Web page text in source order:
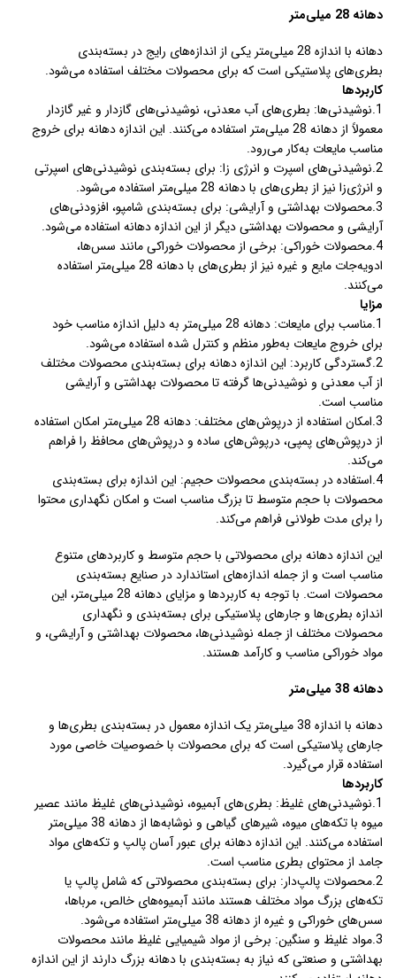
دهانه 28 میلی‌متر
دهانه با اندازه 28 میلی‌متر یکی از اندازه‌های رایج در بسته‌بندی
بطری‌های پلاستیکی است که برای محصولات مختلف استفاده می‌شود.
کاربردها
1.نوشیدنی‌ها: بطری‌های آب معدنی، نوشیدنی‌های گازدار و غیر گازدار
معمولاً از دهانه 28 میلی‌متر استفاده می‌کنند. این اندازه دهانه برای خروج
مناسب مایعات به‌کار می‌رود.
2.نوشیدنی‌های اسپرت و انرژی زا: برای بسته‌بندی نوشیدنی‌های اسپرتی
و انرژی‌زا نیز از بطری‌های با دهانه 28 میلی‌متر استفاده می‌شود.
3.محصولات بهداشتی و آرایشی: برای بسته‌بندی شامپو، افزودنی‌های
آرایشی و محصولات بهداشتی دیگر از این اندازه دهانه استفاده می‌شود.
4.محصولات خوراکی: برخی از محصولات خوراکی مانند سس‌ها،
ادویه‌جات مایع و غیره نیز از بطری‌های با دهانه 28 میلی‌متر استفاده
می‌کنند.
مزایا
1.مناسب برای مایعات: دهانه 28 میلی‌متر به دلیل اندازه مناسب خود
برای خروج مایعات به‌طور منظم و کنترل شده استفاده می‌شود.
2.گستردگی کاربرد: این اندازه دهانه برای بسته‌بندی محصولات مختلف
از آب معدنی و نوشیدنی‌ها گرفته تا محصولات بهداشتی و آرایشی
مناسب است.
3.امکان استفاده از درپوش‌های مختلف: دهانه 28 میلی‌متر امکان استفاده
از درپوش‌های پمپی، درپوش‌های ساده و درپوش‌های محافظ را فراهم
می‌کند.
4.استفاده در بسته‌بندی محصولات حجیم: این اندازه برای بسته‌بندی
محصولات با حجم متوسط تا بزرگ مناسب است و امکان نگهداری محتوا
را برای مدت طولانی فراهم می‌کند.
این اندازه دهانه برای محصولاتی با حجم متوسط و کاربردهای متنوع
مناسب است و از جمله اندازه‌های استاندارد در صنایع بسته‌بندی
محصولات است. با توجه به کاربردها و مزایای دهانه 28 میلی‌متر، این
اندازه بطری‌ها و جارهای پلاستیکی برای بسته‌بندی و نگهداری
محصولات مختلف از جمله نوشیدنی‌ها، محصولات بهداشتی و آرایشی، و
مواد خوراکی مناسب و کارآمد هستند.
دهانه 38 میلی‌متر
دهانه با اندازه 38 میلی‌متر یک اندازه معمول در بسته‌بندی بطری‌ها و
جارهای پلاستیکی است که برای محصولات با خصوصیات خاصی مورد
استفاده قرار می‌گیرد.
کاربردها
1.نوشیدنی‌های غلیظ: بطری‌های آبمیوه، نوشیدنی‌های غلیظ مانند عصیر
میوه با تکه‌های میوه، شیرهای گیاهی و نوشابه‌ها از دهانه 38 میلی‌متر
استفاده می‌کنند. این اندازه دهانه برای عبور آسان پالپ و تکه‌های مواد
جامد از محتوای بطری مناسب است.
2.محصولات پالپ‌دار: برای بسته‌بندی محصولاتی که شامل پالپ یا
تکه‌های بزرگ مواد مختلف هستند مانند آبمیوه‌های خالص، مرباها،
سس‌های خوراکی و غیره از دهانه 38 میلی‌متر استفاده می‌شود.
3.مواد غلیظ و سنگین: برخی از مواد شیمیایی غلیظ مانند محصولات
بهداشتی و صنعتی که نیاز به بسته‌بندی با دهانه بزرگ دارند از این اندازه